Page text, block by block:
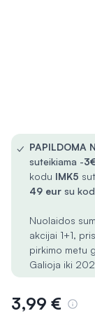
✓ PAPILDOMA
suteikiama -3€
kodu IMK5
49 eur su
Nuolaidos
akcijai 1+1,
pirkimo metu
Galioja iki
3,99 €